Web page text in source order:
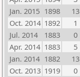
Jan. 2015 1898 13
Oct. 2014 1892 1
Jul. 2014
1883 0
Apr. 2014 1883 5
Jan. 2014 1882 13
Oct. 2013 1919 0